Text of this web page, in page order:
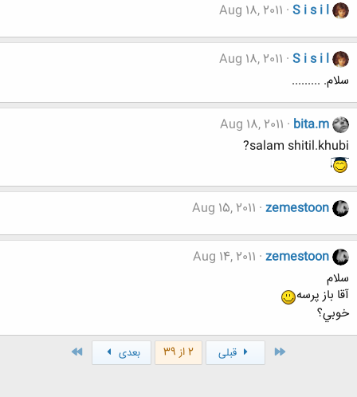
S i s i l
Aug 18, 2011
S i s i l
Aug 18, 2011
سلام. .........
bita.m
Aug 18, 2011
salam shitil.khubi?
zemestoon
Aug 15, 2011
zemestoon
Aug 14, 2011
سلام
آقا باز پرسه
خوبي؟
قبلی 2 از 39 بعدی